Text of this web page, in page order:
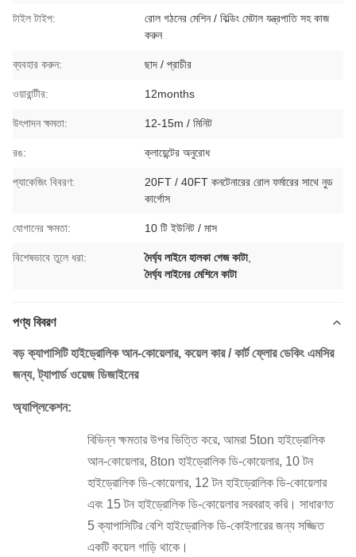
টাইল টাইপ:
রোল গঠনের মেশিন / বিল্ডিং মেটাল যন্ত্রপাতি সহ কাজ
করুন
ব্যবহার করুন: ছাদ / প্রাচীর
ওয়ারান্টীর: 12months
উৎপাদন ক্ষমতা: 12-15m / মিনিট
রঙ: ক্লায়েন্টের অনুরোধ
প্যাকেজিং বিবরণ:
20FT / 40FT কনটেনারের রোল ফর্মারের সাথে নুড
কার্গোস
যোগানের ক্ষমতা: 10 টি ইউনিট / মাস
বিশেষভাবে তুলে ধরা: দৈর্ঘ্য লাইনে হালকা গেজ কাটা,
দৈর্ঘ্য লাইনের মেশিনে কাটা
পণ্য বিবরণ
বড় ক্যাপাসিটি হাইড্রোলিক আন-কোয়েলার, কয়েল কার / কার্ট ফ্লোর ডেকিং এমসির
জন্য, ট্যাপার্ড ওয়েজ ডিজাইনের
অ্যাপ্লিকেশন:
বিভিন্ন ক্ষমতার উপর ভিত্তি করে, আমরা 5ton হাইড্রোলিক
আন-কোয়েলার, 8ton হাইড্রোলিক ডি-কোয়েলার, 10 টন
হাইড্রোলিক ডি-কোয়েলার, 12 টন হাইড্রোলিক ডি-কোয়েলার
এবং 15 টন হাইড্রোলিক ডি-কোয়েলার সরবরাহ করি। সাধারণত
5 ক্যাপাসিটির বেশি হাইড্রোলিক ডি-কোইলারের জন্য সজ্জিত
একটি কয়েল গাড়ি থাকে।